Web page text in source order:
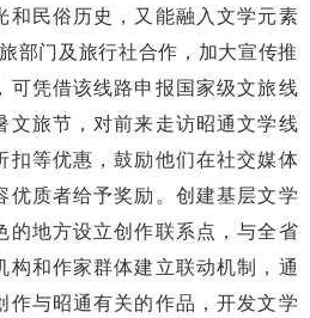
和民俗历史，又能融入文学元素
部门及旅行社合作，加大宣传推
可凭借该线路申报国家级文旅线
文旅节，对前来走访昭通文学线
扣等优惠，鼓励他们在社交媒体
优质者给予奖励。创建基层文学
的地方设立创作联系点，与全省
构和作家群体建立联动机制，通
作与昭通有关的作品，开发文学